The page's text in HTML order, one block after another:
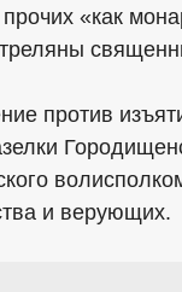
«как
против
и верующих.